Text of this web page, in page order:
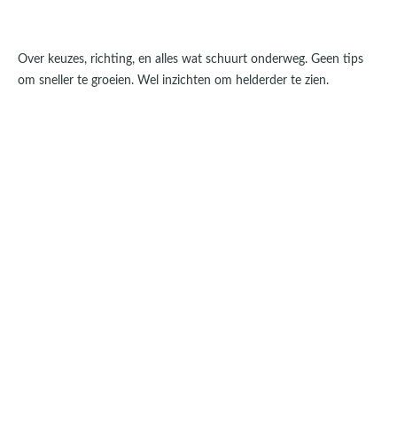
Over keuzes, richting, en alles wat schuurt onderweg. Geen tips
om sneller te groeien. Wel inzichten om helderder te zien.